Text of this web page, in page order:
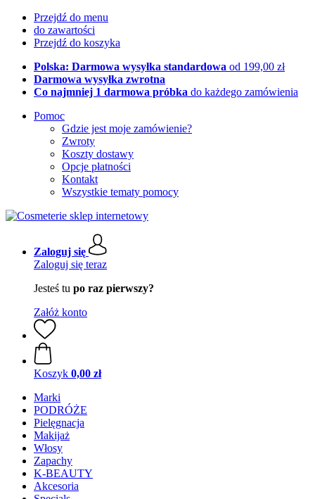
Przejdź do menu
do zawartości
Przejdź do koszyka
Polska: Darmowa wysyłka standardowa od 199,00 zł
Darmowa wysyłka zwrotna
Co najmniej 1 darmowa próbka do każdego zamówienia
Pomoc
Gdzie jest moje zamówienie?
Zwroty
Koszty dostawy
Opcje płatności
Kontakt
Wszystkie tematy pomocy
Zaloguj się
Zaloguj się teraz
Jesteś tu po raz pierwszy?
Załóż konto
Koszyk 0,00 zł
Marki
PODRÓŻE
Pielęgnacja
Makijaż
Włosy
Zapachy
K-BEAUTY
Akcesoria